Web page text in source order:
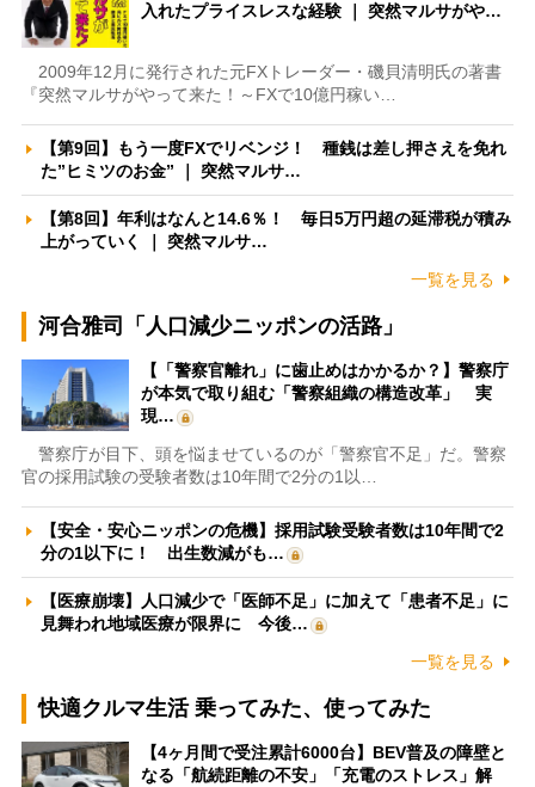
入れたプライスレスな経験 ｜ 突然マルサがや…
2009年12月に発行された元FXトレーダー・磯貝清明氏の著書
『突然マルサがやって来た！～FXで10億円稼い…
【第9回】もう一度FXでリベンジ！ 種銭は差し押さえを免れ
た”ヒミツのお金” ｜ 突然マルサ…
【第8回】年利はなんと14.6％！ 毎日5万円超の延滞税が積み
上がっていく ｜ 突然マルサ…
一覧を見る
河合雅司「人口減少ニッポンの活路」
【「警察官離れ」に歯止めはかかるか？】警察庁
が本気で取り組む「警察組織の構造改革」 実
現…
警察庁が目下、頭を悩ませているのが「警察官不足」だ。警察
官の採用試験の受験者数は10年間で2分の1以…
【安全・安心ニッポンの危機】採用試験受験者数は10年間で2
分の1以下に！ 出生数減がも…
【医療崩壊】人口減少で「医師不足」に加えて「患者不足」に
見舞われ地域医療が限界に 今後…
一覧を見る
快適クルマ生活 乗ってみた、使ってみた
【4ヶ月間で受注累計6000台】BEV普及の障壁と
なる「航続距離の不安」「充電のストレス」解